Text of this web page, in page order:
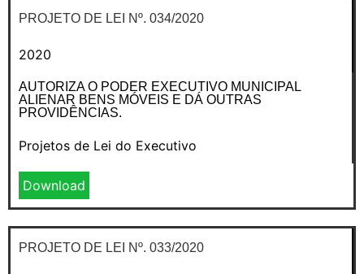
PROJETO DE LEI Nº. 034/2020
2020
AUTORIZA O PODER EXECUTIVO MUNICIPAL
ALIENAR BENS MÓVEIS E DÁ OUTRAS
PROVIDÊNCIAS.
Projetos de Lei do Executivo
Download
PROJETO DE LEI Nº. 033/2020